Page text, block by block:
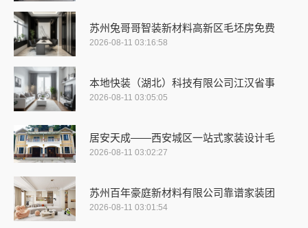
苏州兔哥哥智装新材料高新区毛坯房免费
2026-08-11 03:16:58
本地快装（湖北）科技有限公司江汉省事
2026-08-11 03:05:05
居安天成——西安城区一站式家装设计毛
2026-08-11 03:02:27
苏州百年豪庭新材料有限公司靠谱家装团
2026-08-11 03:01:54